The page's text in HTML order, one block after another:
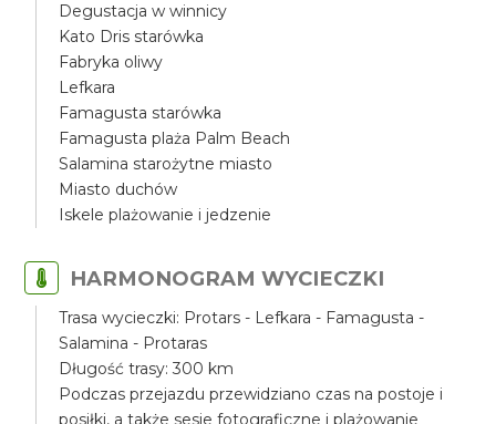
Degustacja w winnicy
Kato Dris starówka
Fabryka oliwy
Lefkara
Famagusta starówka
Famagusta plaża Palm Beach
Salamina starożytne miasto
Miasto duchów
Iskele plażowanie i jedzenie
HARMONOGRAM WYCIECZKI
Trasa wycieczki: Protars - Lefkara - Famagusta -
Salamina - Protaras
Długość trasy: 300 km
Podczas przejazdu przewidziano czas na postoje i
posiłki, a także sesje fotograficzne i plażowanie